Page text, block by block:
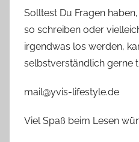
Solltest Du Fragen
so schreiben oder
irgendwas los werden,
selbstverständlich gerne
mail@yvis-lifestyle.de
Viel Spaß beim Lesen